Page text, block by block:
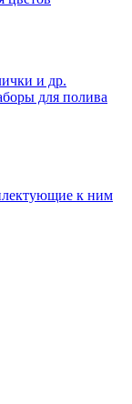
и др.
для полива
к ним